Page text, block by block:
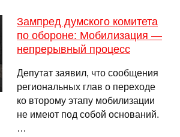
Зампред думского комитета
по обороне: Мобилизация —
непрерывный процесс
Депутат заявил, что сообщения
региональных глав о переходе
ко второму этапу мобилизации
не имеют под собой оснований.
…